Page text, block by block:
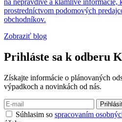
na nepravdivé a klamlivé informácie,
prostredníctvom podomových
obchodníkov.
Zobraziť blog
Prihláste sa k odberu
Získajte informácie o plánovaných
výpadkoch a novinkách od nás.
Súhlasim so spracovaním